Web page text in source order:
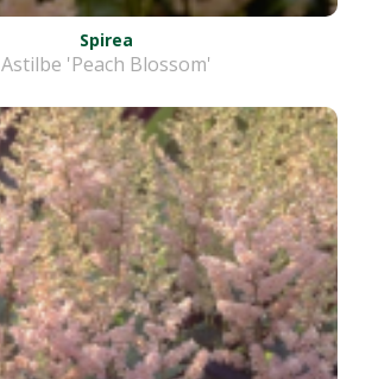
Spirea
Astilbe 'Peach Blossom'